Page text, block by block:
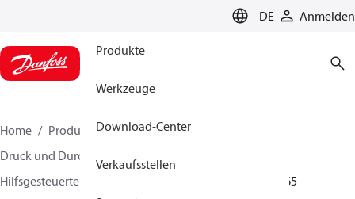
DE Anmelden
Produkte
Werkzeuge
Download-Center
Verkaufsstellen
Home Produkte
Lösung für Wärmetechnik
Druck und Durchflussregler
Hilfsgesteuerte Regler (Pilotregler)
003G1565